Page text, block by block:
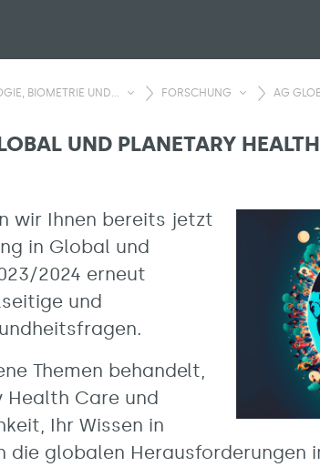
BIOMETRIE UND... FORSCHUNG AG
UND PLANETARY
wir Ihnen bereits jetzt
in Global und
2024 erneut
und
Themen behandelt,
Health Care und
Ihr Wissen in
die globalen Herausforderungen